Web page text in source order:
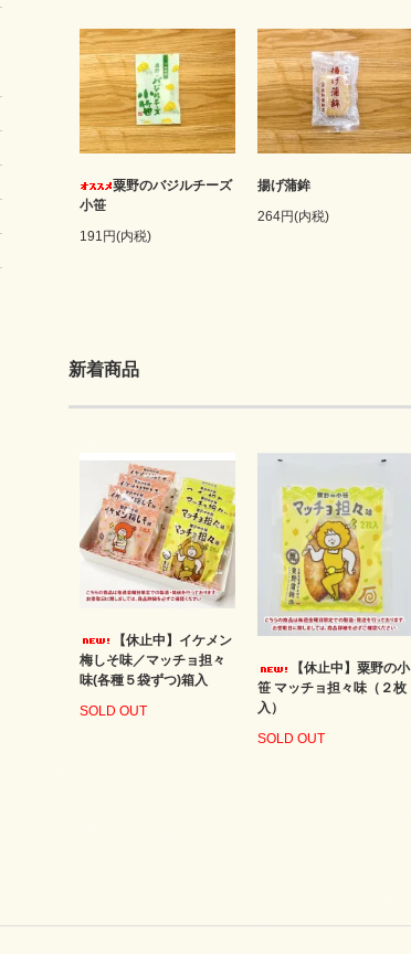
粟野のバジルチーズ
小笹
191円(内税)
揚げ蒲鉾
264円(内税)
新着商品
【休止中】イケメン
梅しそ味／マッチョ担々
味(各種５袋ずつ)箱入
SOLD OUT
【休止中】粟野の小
笹 マッチョ担々味（２枚
入）
SOLD OUT